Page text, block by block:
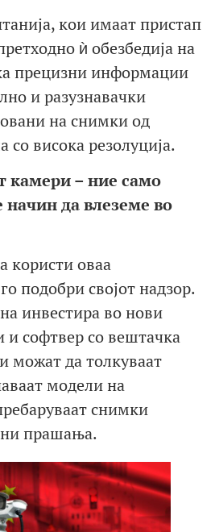
кои имаат пристап
ѝ обезбедија на
прецизни информации
и разузнавачки
на снимки од
со висока резолуција.
камери – ние само
начин да влеземе во
користи оваа
подобри својот надзор.
инвестира во нови
и софтвер со вештачка
можат да толкуваат
модели на
снимки
прашања.